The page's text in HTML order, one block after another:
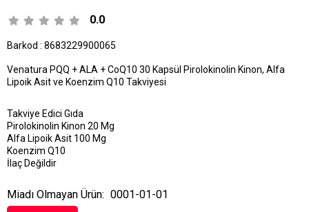
0.0
Barkod : 8683229900065
Venatura PQQ + ALA + CoQ10 30 Kapsül Pirolokinolin Kinon, Alfa
Lipoik Asit ve Koenzim Q10 Takviyesi
Takviye Edici Gıda
Pirolokinolin Kinon 20 Mg
Alfa Lipoik Asit 100 Mg
Koenzim Q10
İlaç Değildir
Miadı Olmayan Ürün: 0001-01-01